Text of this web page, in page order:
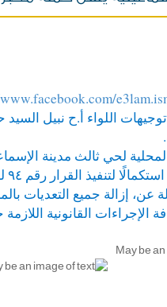
اللواء أ.ح نبيل
لحي ثالث مدينة
وذلك بعد استنفاد كافة الإجراءات القانونية ومنح المهلة المقررة لإخلاء الموقع.
إزالة جميع التعديات
الإجراءات القانونية